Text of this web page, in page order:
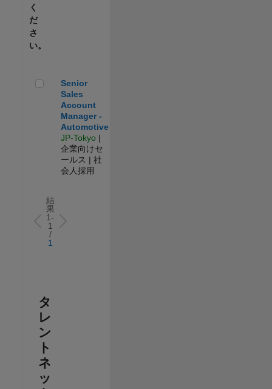
く
だ
さ
い。
Senior Sales Account Manager - Automotive
Senior
Sales
Account
Manager -
Automotive
JP-Tokyo |
企業向けセ
ールス | 社
会人採用
結
果
1-
1
/
1
タ
レ
ン
ト
ネ
ッ